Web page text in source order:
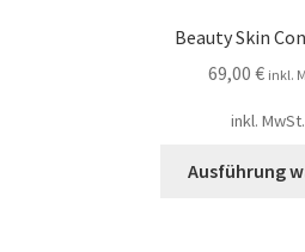
Beauty Skin
69,00 € inkl.
inkl. MwSt.
Ausführung